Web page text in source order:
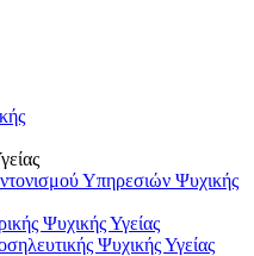
Υπηρεσιών Ψυχικής
Ψυχικής Υγείας
Ψυχικής Υγείας